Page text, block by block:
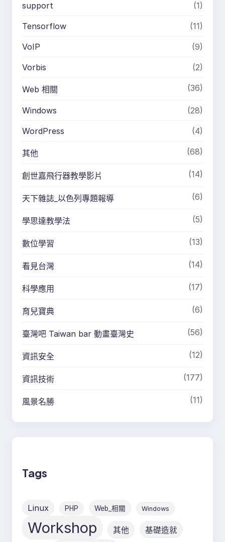
support (1)
Tensorflow (11)
VoIP (9)
Vorbis (2)
Web 相關 (36)
Windows (28)
WordPress (4)
其他 (68)
創世嘉飛行器教學影片 (14)
天下雜誌_以色列專題報導 (6)
學思達教學法 (5)
數位學習 (13)
看見台灣 (14)
科學應用 (17)
育兒寶典 (6)
臺灣吧 Taiwan bar 動畫臺灣史 (56)
資訊安全 (12)
資訊技術 (177)
風景名勝 (11)
Tags
Linux PHP Web_相關 Windows
Workshop 其他 基礎造就